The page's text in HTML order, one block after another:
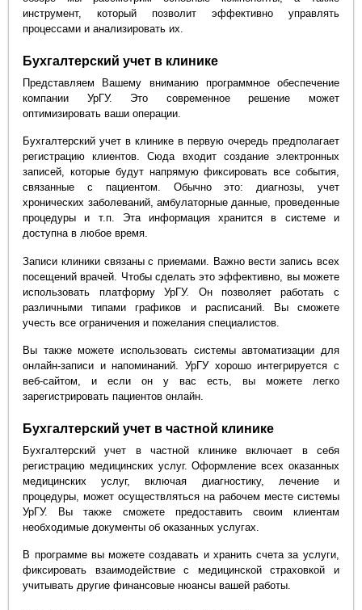
инструмент, который позволит эффективно управлять
процессами и анализировать их.
Бухгалтерский учет в клинике
Представляем Вашему вниманию программное обеспечение
компании УрГУ. Это современное решение может
оптимизировать ваши операции.
Бухгалтерский учет в клинике в первую очередь предполагает
регистрацию клиентов. Сюда входит создание электронных
записей, которые будут напрямую фиксировать все события,
связанные с пациентом. Обычно это: диагнозы, учет
хронических заболеваний, амбулаторные данные, проведенные
процедуры и т.п. Эта информация хранится в системе и
доступна в любое время.
Записи клиники связаны с приемами. Важно вести запись всех
посещений врачей. Чтобы сделать это эффективно, вы можете
использовать платформу УрГУ. Он позволяет работать с
различными типами графиков и расписаний. Вы сможете
учесть все ограничения и пожелания специалистов.
Вы также можете использовать системы автоматизации для
онлайн-записи и напоминаний. УрГУ хорошо интегрируется с
веб-сайтом, и если он у вас есть, вы можете легко
зарегистрировать пациентов онлайн.
Бухгалтерский учет в частной клинике
Бухгалтерский учет в частной клинике включает в себя
регистрацию медицинских услуг. Оформление всех оказанных
медицинских услуг, включая диагностику, лечение и
процедуры, может осуществляться на рабочем месте системы
УрГУ. Вы также сможете предоставить своим клиентам
необходимые документы об оказанных услугах.
В программе вы можете создавать и хранить счета за услуги,
фиксировать взаимодействие с медицинской страховкой и
учитывать другие финансовые нюансы вашей работы.